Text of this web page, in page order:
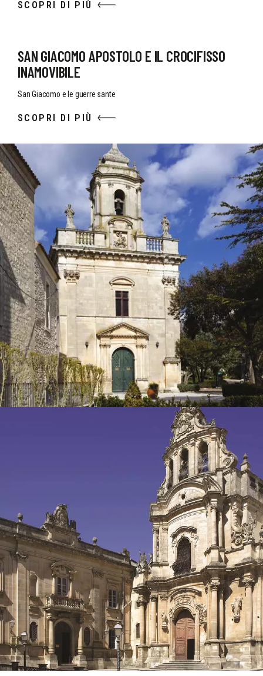
SCOPRI DI PIÙ
SAN GIACOMO APOSTOLO E IL CROCIFISSO
INAMOVIBILE
San Giacomo e le guerre sante
SCOPRI DI PIÙ